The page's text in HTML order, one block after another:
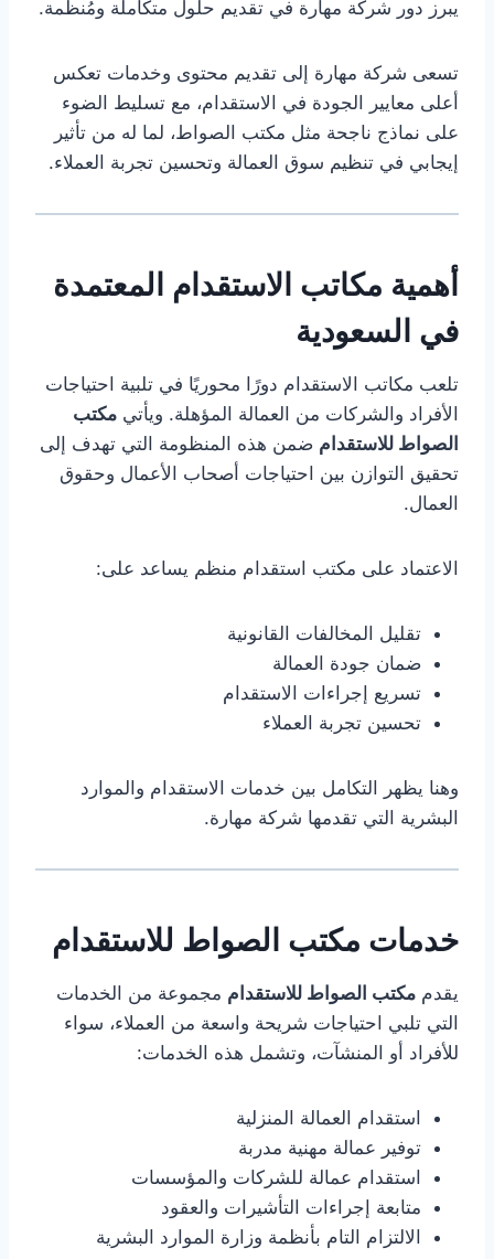
يبرز دور شركة مهارة في تقديم حلول متكاملة ومُنظمة.
تسعى شركة مهارة إلى تقديم محتوى وخدمات تعكس
أعلى معايير الجودة في الاستقدام، مع تسليط الضوء
على نماذج ناجحة مثل مكتب الصواط، لما له من تأثير
إيجابي في تنظيم سوق العمالة وتحسين تجربة العملاء.
أهمية مكاتب الاستقدام المعتمدة
في السعودية
تلعب مكاتب الاستقدام دورًا محوريًا في تلبية احتياجات
الأفراد والشركات من العمالة المؤهلة. ويأتي مكتب
الصواط للاستقدام ضمن هذه المنظومة التي تهدف إلى
تحقيق التوازن بين احتياجات أصحاب الأعمال وحقوق
العمال.
الاعتماد على مكتب استقدام منظم يساعد على:
تقليل المخالفات القانونية
ضمان جودة العمالة
تسريع إجراءات الاستقدام
تحسين تجربة العملاء
وهنا يظهر التكامل بين خدمات الاستقدام والموارد
البشرية التي تقدمها شركة مهارة.
خدمات مكتب الصواط للاستقدام
يقدم مكتب الصواط للاستقدام مجموعة من الخدمات
التي تلبي احتياجات شريحة واسعة من العملاء، سواء
للأفراد أو المنشآت، وتشمل هذه الخدمات:
استقدام العمالة المنزلية
توفير عمالة مهنية مدربة
استقدام عمالة للشركات والمؤسسات
متابعة إجراءات التأشيرات والعقود
الالتزام التام بأنظمة وزارة الموارد البشرية